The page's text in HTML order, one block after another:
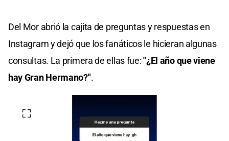
Del Mor abrió la cajita de preguntas y respuestas en
Instagram y dejó que los fanáticos le hicieran algunas
consultas. La primera de ellas fue:"¿El año que viene
hay Gran Hermano?".